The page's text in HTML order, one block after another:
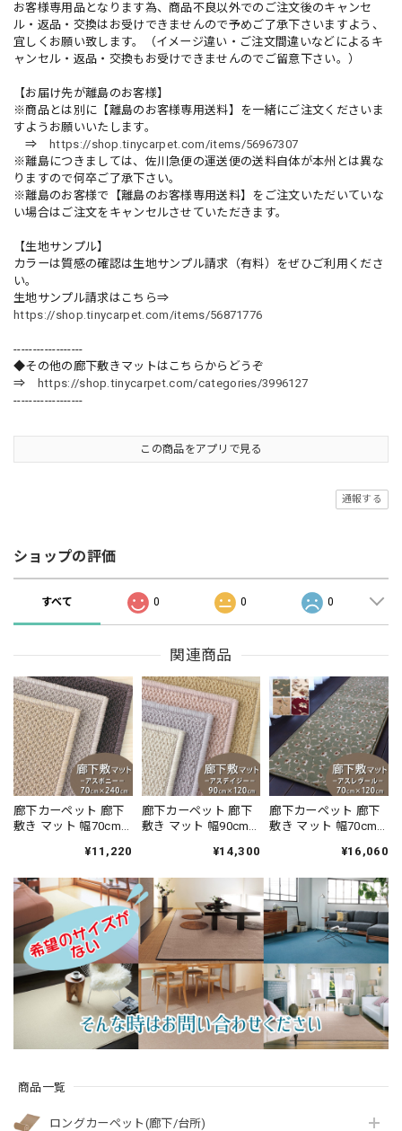
商品一覧
ロングカーペット(廊下/台所)
お客様専用品となります為、商品不良以外でのご注文後のキャンセ
ル・返品・交換はお受けできませんので予めご了承下さいますよう、
宜しくお願い致します。（イメージ違い・ご注文間違いなどによるキ
ャンセル・返品・交換もお受けできませんのでご留意下さい。）
【お届け先が離島のお客様】
※商品とは別に【離島のお客様専用送料】を一緒にご注文くださいま
すようお願いいたします。
⇒
https://shop.tinycarpet.com/items/56967307
※離島につきましては、佐川急便の運送便の送料自体が本州とは異な
りますので何卒ご了承下さい。
※離島のお客様で【離島のお客様専用送料】をご注文いただいていな
い場合はご注文をキャンセルさせていただきます。
【生地サンプル】
カラーは質感の確認は生地サンプル請求（有料）をぜひご利用くださ
い。
生地サンプル請求はこちら⇒
https://shop.tinycarpet.com/items/56871776
------------------
◆その他の廊下敷きマットはこちらからどうぞ
⇒
https://shop.tinycarpet.com/categories/3996127
------------------
この商品をアプリで見る
通報する
ショップの評価
すべて 0 0 0
関連商品
廊下カーペット 廊下
敷き マット 幅70cm×
く遊び毛出にくい素
い♪ 波紋のような上
質感のあるテクスチ
ャー 無地 ループ カー
ペット全3色 防炎ラベ
ル付『アスボニ
ー/BNI』
¥11,220
廊下カーペット 廊下
敷き マット 幅90cm×
ーズ カーペット「消
効果でイヤな臭いの
元を90％以上カッ
ト！優しい色合いの
天然素材ウール100％
無地 ループ カーペッ
ト全4色 防炎ラベル付
『アスデイジ
ー/DSY』
¥14,300
廊下カーペット 廊下
敷き マット 幅70cm×
やかなグレード感あ
耐久性に優れたウィ
ルトン織カーペット
全4色 防炎ラベル付
『アスレヴー
ル/REV』
¥16,060